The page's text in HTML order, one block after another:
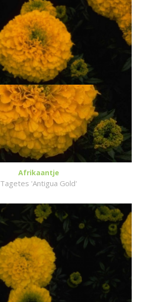
Afrikaantje
Tagetes 'Antigua Gold'